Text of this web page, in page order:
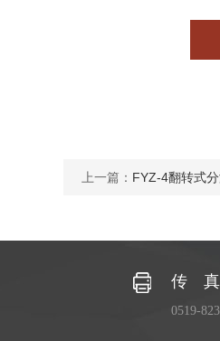
上一篇： FYZ-4翻转式
传 真
0519-